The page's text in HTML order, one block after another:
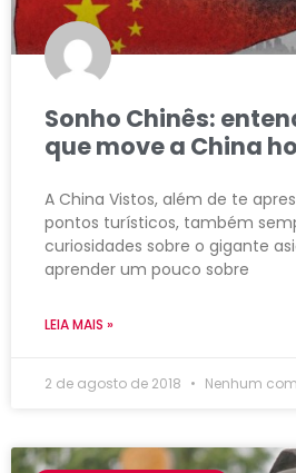
Sonho Chinês:
que move a China
A China Vistos, além de te
pontos turísticos, também
curiosidades sobre o gigante
aprender um pouco sobre
LEIA MAIS »
2 de agosto de 2018 Nenhum